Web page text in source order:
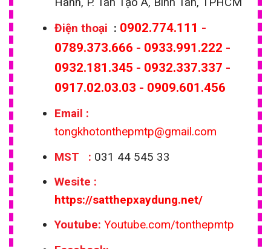
Điện thoại : 0902.774.111 -
0789.373.666 - 0933.991.222 -
0932.181.345 - 0932.337.337 -
0917.02.03.03 - 0909.601.456
Email :
tongkhotonthepmtp@gmail.com
MST : 031 44 545 33
Wesite :
https://satthepxaydung.net/
Youtube: Youtube.com/tonthepmtp